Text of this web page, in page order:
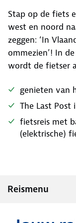
Stap op de fiets
west en noord
zeggen: ‘In
ommezien’! In
wordt de fietser
genieten van
The Last Post
fietsreis met
(elektrische)
Reismenu